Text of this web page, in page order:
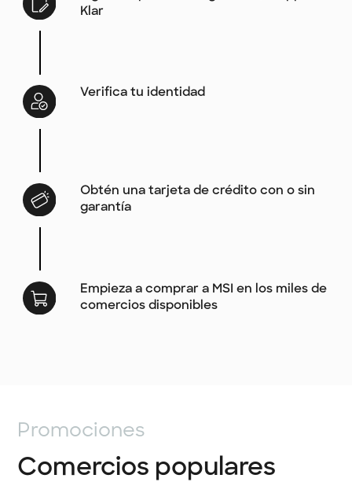
Klar
Verifica tu identidad
Obtén una tarjeta de crédito con o sin
garantía
Empieza a comprar a MSI en los miles de
comercios disponibles
Promociones
Comercios populares